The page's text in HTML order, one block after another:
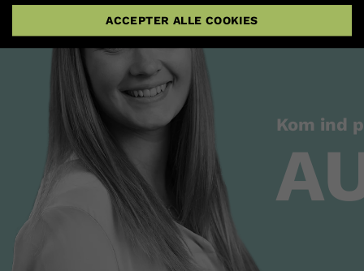
Kom ind
ACCEPTER ALLE COOKIES